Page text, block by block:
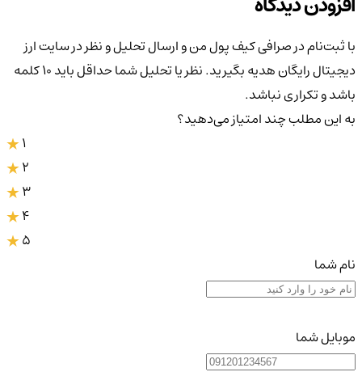
با ثبت‌نام در صرافی کیف پول من و ارسال تحلیل و نظر در سایت ارز
دیجیتال رایگان هدیه بگیرید. نظر یا تحلیل شما حداقل باید ۱۰ کلمه
باشد و تکراری نباشد.
به این مطلب چند امتیاز می‌دهید؟
3
4
5
نام شما
موبایل شما